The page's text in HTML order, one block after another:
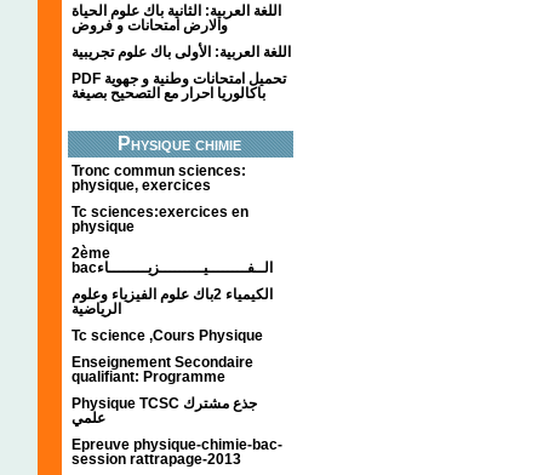
اللغة العربية: الثانية باك علوم الحياة
والارض امتحانات و فروض
اللغة العربية: الأولى باك علوم تجريبية
PDF تحميل امتحانات وطنية و جهوية
باكالوريا احرار مع التصحيح بصيغة
Physique chimie
Tronc commun sciences:
physique, exercices
Tc sciences:exercices en
physique
2ème
bacالــفــــــــيـــــــــزيــــــــاء
الكيمياء 2باك علوم الفيزياء وعلوم
الرياضية
Tc science ,Cours Physique
Enseignement Secondaire
qualifiant: Programme
Physique TCSC جذع مشترك
علمي
Epreuve physique-chimie-bac-
session rattrapage-2013